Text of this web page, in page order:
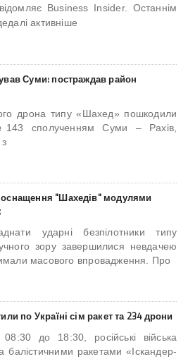
Business Insider. Останнім
активніше
Суми: постраждав район
дрона типу «Шахед» пошкодили
сполученням Суми – Рахів,
"Шахедів" модулями
ударні безпілотники типу
зору завершилися невдачею
масового впровадження. Про
по Україні сім ракет та 234 дрони
до 18:30, російські війська
балістичними ракетами «Іскандер-